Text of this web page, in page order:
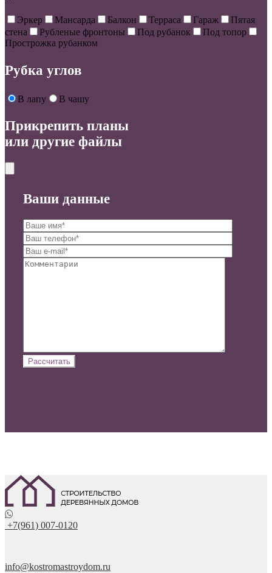
Эркер Мансарда Балкон Терраса Гараж
Пятая
стена
Рубленые фронтоны Под рубанок
Под топор
Прострожка рубанком
Рубка углов
В лапу В чашу
Прикрепить планы
или другие файлы
Ваши данные
+7(961) 007-0120
info@kostromastroydom.ru